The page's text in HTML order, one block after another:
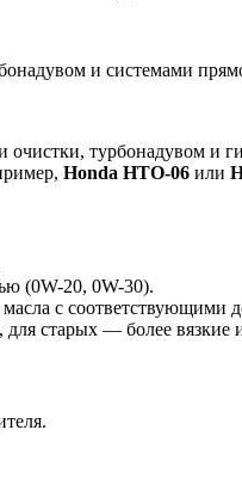
и системами
очистки, турбонадувом и
Honda HTO-06 или
(0W-20, 0W-30).
с соответствующими
старых — более вязкие